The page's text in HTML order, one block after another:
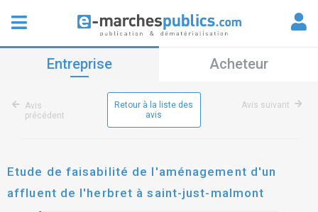
Entreprise Acheteur
Avis
précédent
Retour à la liste des
avis
Avis suivant
Etude de faisabilité de l'aménagement d'un
affluent de l'herbret à saint-just-malmont